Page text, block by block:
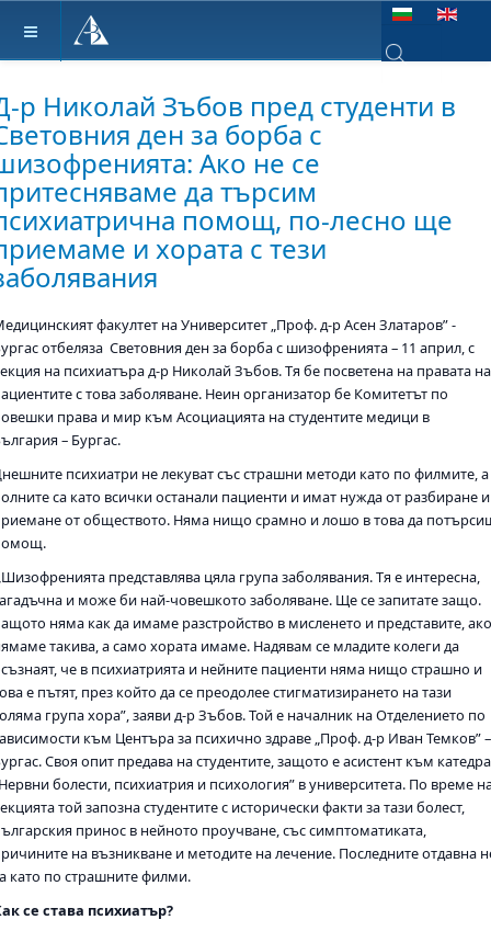
Изберете език
р Николай Зъбов пред студенти в
ден за борба с
Ако не се
да търсим
помощ, по-лесно ще
и хората с тези
факултет на Университет „Проф. д-р Асен Златаров” -
отбеляза Световния ден за борба с шизофренията – 11 април, с
на психиатъра д-р Николай Зъбов. Тя бе посветена на правата на
с това заболяване. Неин организатор бе Комитетът по
права и мир към Асоциацията на студентите медици в
– Бургас.
психиатри не лекуват със страшни методи като по филмите, а
са като всички останали пациенти и имат нужда от разбиране и
от обществото. Няма нищо срамно и лошо в това да
представлява цяла група заболявания. Тя е интересна,
и може би най-човешкото заболяване. Ще се запитате защо.
няма как да имаме разстройство в мисленето и представите,
такива, а само хората имаме. Надявам се младите колеги да
че в психиатрията и нейните пациенти няма нищо страшно и
е пътят, през който да се преодолее стигматизирането на тази
група хора”, заяви д-р Зъбов. Той е началник на Отделението по
към Центъра за психично здраве „Проф. д-р Иван Темков” –
Своя опит предава на студентите, защото е асистент към
болести, психиатрия и психология” в университета. По време
той запозна студентите с исторически факти за тази болест,
принос в нейното проучване, със симптоматиката,
на възникване и методите на лечение. Последните отдавна
като по страшните филми.
се става психиатър?